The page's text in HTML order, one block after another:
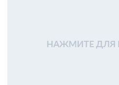
НАЖМИТЕ ДЛЯ